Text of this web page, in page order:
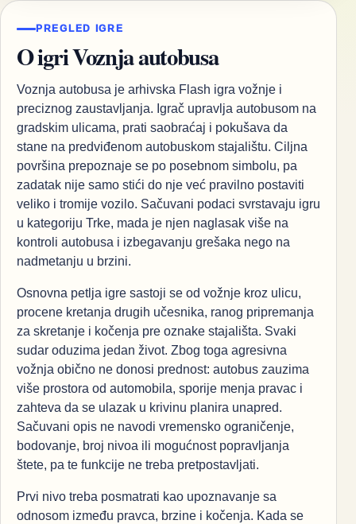
PREGLED IGRE
O igri Voznja autobusa
Voznja autobusa je arhivska Flash igra vožnje i
preciznog zaustavljanja. Igrač upravlja autobusom na
gradskim ulicama, prati saobraćaj i pokušava da
stane na predviđenom autobuskom stajalištu. Ciljna
površina prepoznaje se po posebnom simbolu, pa
zadatak nije samo stići do nje već pravilno postaviti
veliko i tromije vozilo. Sačuvani podaci svrstavaju igru
u kategoriju Trke, mada je njen naglasak više na
kontroli autobusa i izbegavanju grešaka nego na
nadmetanju u brzini.
Osnovna petlja igre sastoji se od vožnje kroz ulicu,
procene kretanja drugih učesnika, ranog pripremanja
za skretanje i kočenja pre oznake stajališta. Svaki
sudar oduzima jedan život. Zbog toga agresivna
vožnja obično ne donosi prednost: autobus zauzima
više prostora od automobila, sporije menja pravac i
zahteva da se ulazak u krivinu planira unapred.
Sačuvani opis ne navodi vremensko ograničenje,
bodovanje, broj nivoa ili mogućnost popravljanja
štete, pa te funkcije ne treba pretpostavljati.
Prvi nivo treba posmatrati kao upoznavanje sa
odnosom između pravca, brzine i kočenja. Kada se